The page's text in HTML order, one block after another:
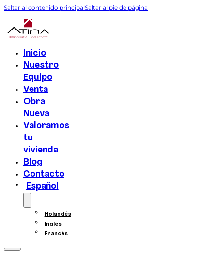
Saltar al contenido principalSaltar al pie de página
Inicio
Nuestro
Equipo
Venta
Obra
Nueva
Valoramos
tu
vivienda
Blog
Contacto
Español
Holandés
Inglés
Francés